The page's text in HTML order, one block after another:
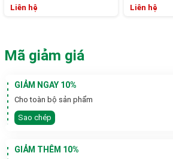
Liên hệ Liên hệ
Mã giảm giá
GIẢM NGAY 10%
Cho toàn bộ sản phẩm
Sao chép
GIẢM THÊM 10%